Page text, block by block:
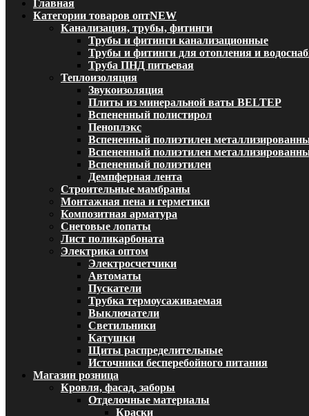
Главная
Категории товаров оптNEW
Канализация, трубы, фитинги
Трубы и фитинги канализационные
Трубы и фитинги для отопления и
Труба ПНД питьевая
Теплоизоляция
Звукоизоляция
Плиты из минеральной ваты BELTEP
Вспененный полистирол
Пеноплэкс
Вспененный полиэтилен
Вспененный полиэтилен
Вспененный полиэтилен
Демпферная лента
Строительные мамбраны
Монтажная пена и герметики
Композитная арматура
Снеговые лопаты
Лист поликарбоната
Электрика оптом
Электросчетчики
Автоматы
Пускатели
Трубка термоусаживаемая
Выключатели
Светильники
Катушки
Щиты распределительные
Источники бесперебойного питания
Магазин розница
Кровля, фасад, заборы
Отделочные материалы
Краски